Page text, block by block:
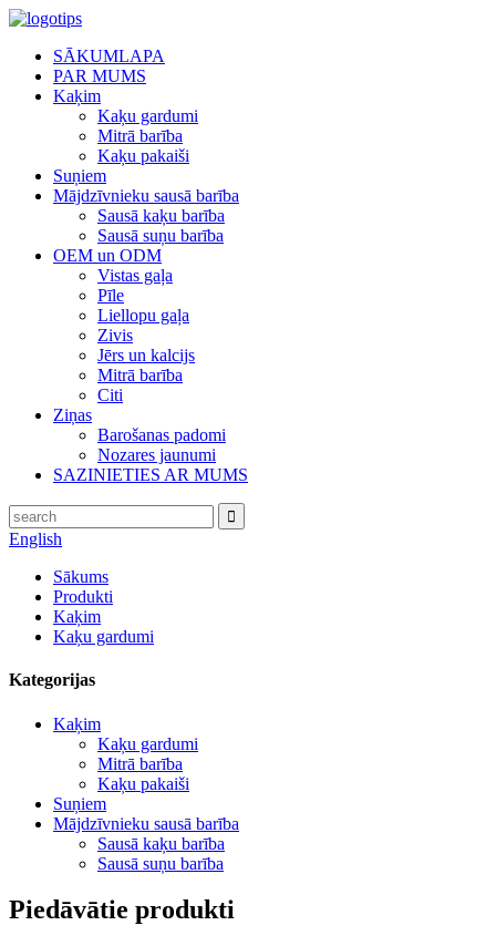
SĀKUMLAPA
PAR MUMS
Kaķim
Kaķu gardumi
Mitrā barība
Kaķu pakaiši
Suņiem
Mājdzīvnieku sausā barība
Sausā kaķu barība
Sausā suņu barība
OEM un ODM
Vistas gaļa
Pīle
Liellopu gaļa
Zivis
Jērs un kalcijs
Mitrā barība
Citi
Ziņas
Barošanas padomi
Nozares jaunumi
SAZINIETIES AR MUMS
English
Sākums
Produkti
Kaķim
Kaķu gardumi
Kategorijas
Kaķim
Kaķu gardumi
Mitrā barība
Kaķu pakaiši
Suņiem
Mājdzīvnieku sausā barība
Sausā kaķu barība
Sausā suņu barība
Piedāvātie produkti